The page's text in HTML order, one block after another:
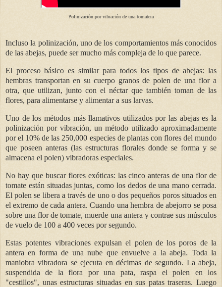
Polinización por vibración de una tomatera
Incluso la polinización, uno de los comportamientos más conocidos
de las abejas, puede ser mucho más compleja de lo que parece.
El proceso básico es similar para todos los tipos de abejas: las
hembras transportan en su cuerpo granos de polen de una flor a
otra, que utilizan, junto con el néctar que también toman de las
flores, para alimentarse y alimentar a sus larvas.
Uno de los métodos más llamativos utilizados por las abejas es la
polinización por vibración, un método utilizado aproximadamente
por el 10% de las 250,000 especies de plantas con flores del mundo
que poseen anteras (las estructuras florales donde se forma y se
almacena el polen) vibradoras especiales.
No hay que buscar flores exóticas: las cinco anteras de una flor de
tomate están situadas juntas, como los dedos de una mano cerrada.
El polen se libera a través de uno o dos pequeños poros situados en
el extremo de cada antera. Cuando una hembra de abejorro se posa
sobre una flor de tomate, muerde una antera y contrae sus músculos
de vuelo de 100 a 400 veces por segundo.
Estas potentes vibraciones expulsan el polen de los poros de la
antera en forma de una nube que envuelve a la abeja. Toda la
maniobra vibradora se ejecuta en décimas de segundo. La abeja,
suspendida de la flora por una pata, raspa el polen en los
"cestillos", unas estructuras situadas en sus patas traseras. Luego